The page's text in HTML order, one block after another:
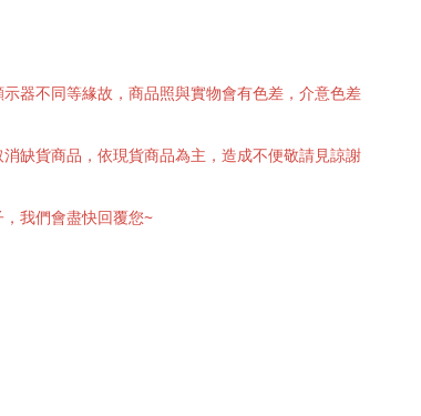
器不同等緣故，商品照與實物會有色差，介意色差
缺貨商品，依現貨商品為主，造成不便敬請見諒謝
我們會盡快回覆您~